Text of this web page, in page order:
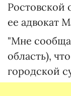
Ростовской
ее адвокат
"Мне
область),
городской